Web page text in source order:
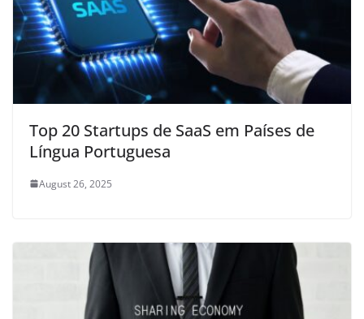
Top 20 Startups de SaaS em Países de
Língua Portuguesa
August 26, 2025